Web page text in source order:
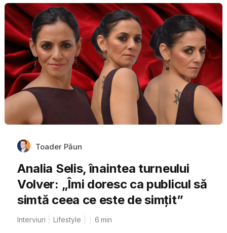
Toader Păun
Analia Selis, înaintea turneului
Volver: „Îmi doresc ca publicul să
simtă ceea ce este de simțit”
Interviuri Lifestyle 6 min